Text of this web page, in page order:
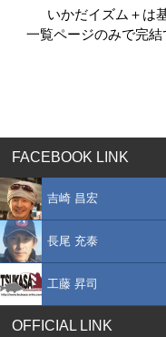
いかだイズム＋は
一覧ページのみで完
FACEBOOK LINK
吉崎 昌宏
長尾 充泰
工藤 昇司
OFFICIAL LINK